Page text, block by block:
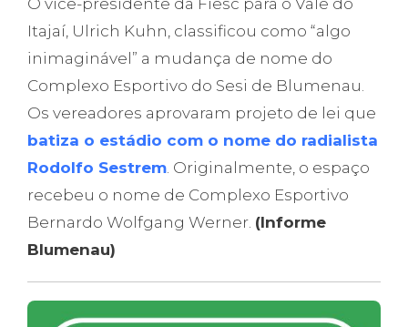
O vice-presidente da Fiesc para o Vale do
Itajaí, Ulrich Kuhn, classificou como “algo
inimaginável” a mudança de nome do
Complexo Esportivo do Sesi de Blumenau.
Os vereadores aprovaram projeto de lei que
batiza o estádio com o nome do radialista
Rodolfo Sestrem. Originalmente, o espaço
recebeu o nome de Complexo Esportivo
Bernardo Wolfgang Werner. (Informe
Blumenau)